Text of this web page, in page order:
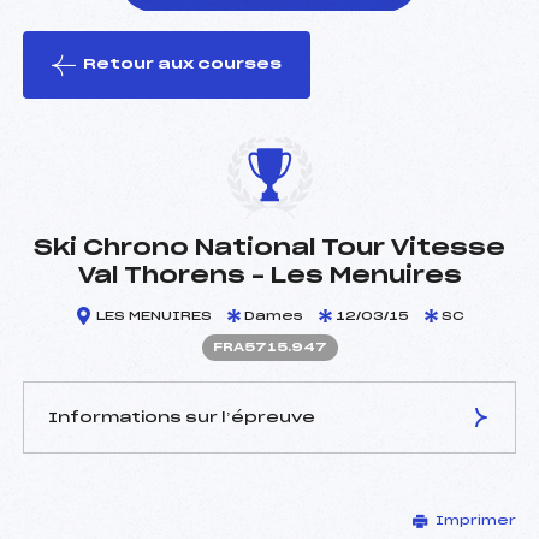
le ski
Retour aux courses
Ski Chrono National Tour Vitesse
Val Thorens – Les Menuires
LES MENUIRES Dames 12/03/15 SC
FRA5715.947
Informations sur l’épreuve
SELMA JULI (SPA)
Imprimer